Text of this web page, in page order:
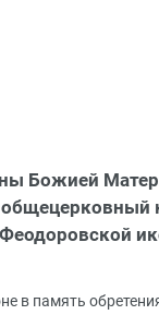
Божией
в память